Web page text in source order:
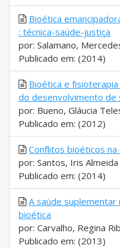
Bioética
: técnica-saúde-justiça
por: Salamano,
Publicado em: (2014)
Bioética e
do desenvolvimento de
por: Bueno, Gláucia
Publicado em: (2012)
Conflitos bioéticos na
por: Santos, Iris
Publicado em: (2014)
A saúde
bioética
por: Carvalho, Regina
Publicado em: (2013)